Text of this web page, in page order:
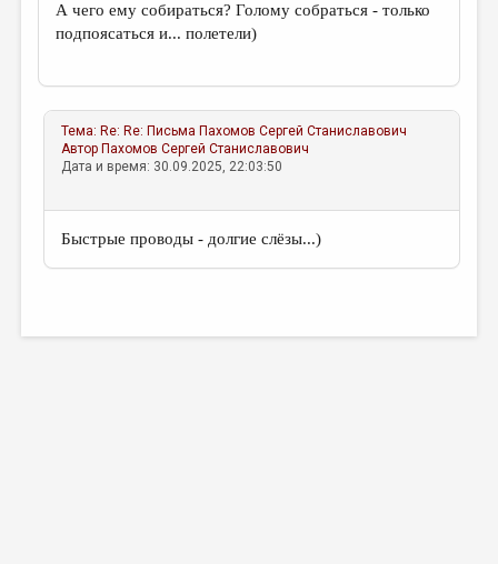
А чего ему собираться? Голому собраться - только
подпоясаться и... полетели)
Тема: Re: Re: Письма Пахомов Сергей Станиславович
Автор Пахомов Сергей Станиславович
Дата и время: 30.09.2025, 22:03:50
Быстрые проводы - долгие слёзы...)